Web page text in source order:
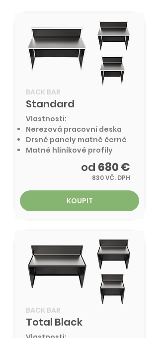
BACK BAR
Standard
Vlastnosti:
Nerezová pracovní deska
Drsné panely matně černé
Matné hliníkové profily
830 VČ. DPH
od 680 €
KOUPIT
BACK BAR
Total Black